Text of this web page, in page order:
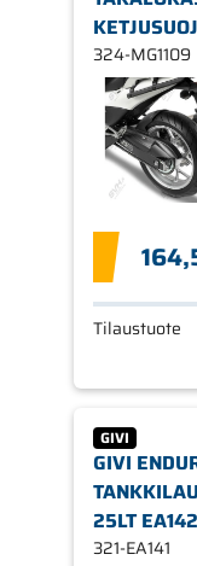
MG1109,
USEITA
MALLEJA
324-MG1109
Tilaustuote
GIVI
GIVI
25LT EA142
321-EA141